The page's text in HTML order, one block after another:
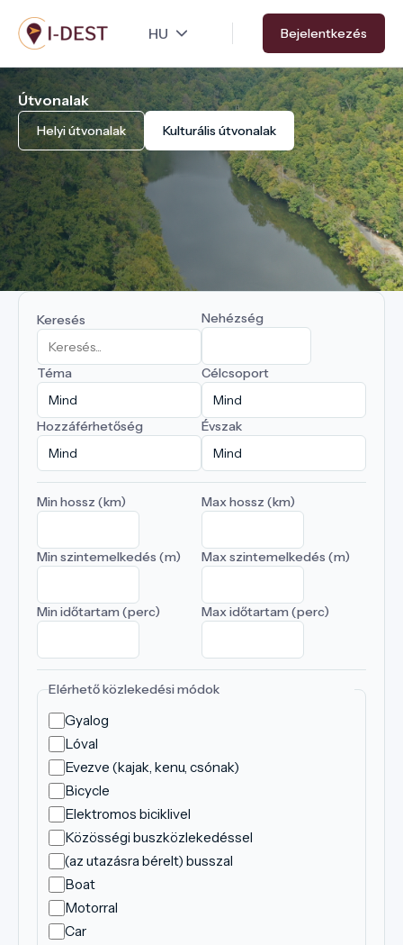
Ugrás
a
tartalomra
Bejelentkezés
Útvonalak
Helyi útvonalak Kulturális útvonalak
Keresés Nehézség
Téma Célcsoport
Hozzáférhetőség Évszak
Min hossz (km) Max hossz (km)
Min szintemelkedés (m) Max szintemelkedés (m)
Min időtartam (perc) Max időtartam (perc)
Elérhető közlekedési módok
Gyalog
Lóval
Evezve (kajak, kenu, csónak)
Bicycle
Elektromos biciklivel
Közösségi buszközlekedéssel
(az utazásra bérelt) busszal
Boat
Motorral
Car